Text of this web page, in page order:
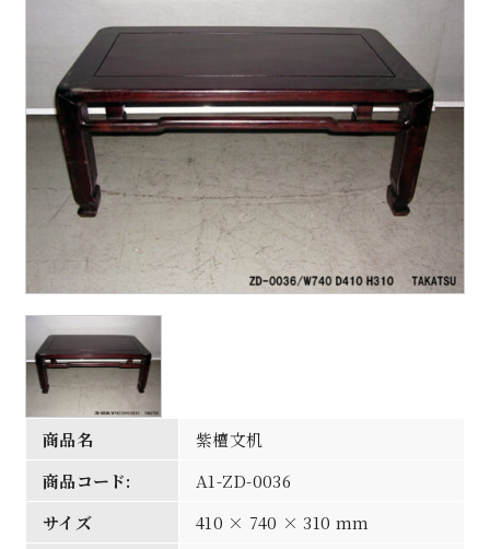
商品名
紫檀文机
商品コード:
A1-ZD-0036
サイズ
410 × 740 × 310 mm